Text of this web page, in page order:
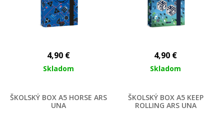
4,90 €
Skladom
4,90 €
Skladom
ŠKOLSKÝ BOX A5 HORSE ARS
UNA
ŠKOLSKÝ BOX A5 KEEP
ROLLING ARS UNA